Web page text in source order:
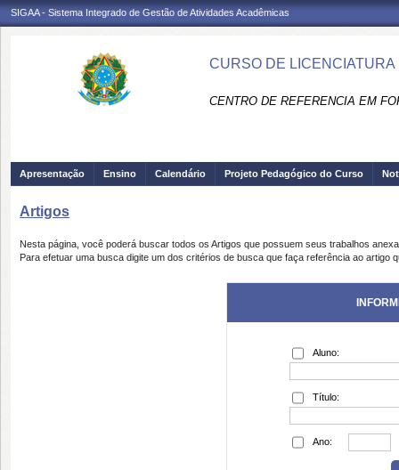
SIGAA - Sistema Integrado de Gestão de Atividades Acadêmicas
CURSO DE
CENTRO DE REFERENCIA EM
Apresentação Ensino Calendário Projeto Pedagógico do Curso
Artigos
Nesta página, você poderá buscar todos os Artigos que possuem seus trabalhos
Para efetuar uma busca digite um dos critérios de busca que faça referência ao artigo
Aluno:
Título:
Ano: